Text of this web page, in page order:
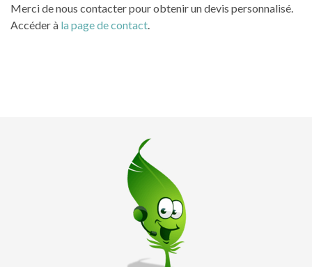
Merci de nous contacter pour obtenir un devis personnalisé.
Accéder à la page de contact